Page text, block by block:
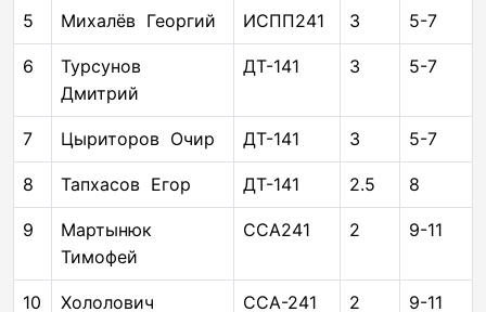
5 Михалёв Георгий ИСПП241 3 5-7
6
Турсунов
Дмитрий
ДТ-141 3 5-7
7 Цыриторов Очир ДТ-141 3 5-7
8 Тапхасов Егор ДТ-141 2.5 8
9
Мартынюк
Тимофей
ССА241 2 9-11
10 Хололович ССА-241 2 9-11